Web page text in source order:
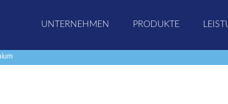
UNTERNEHMEN PRODUKTE